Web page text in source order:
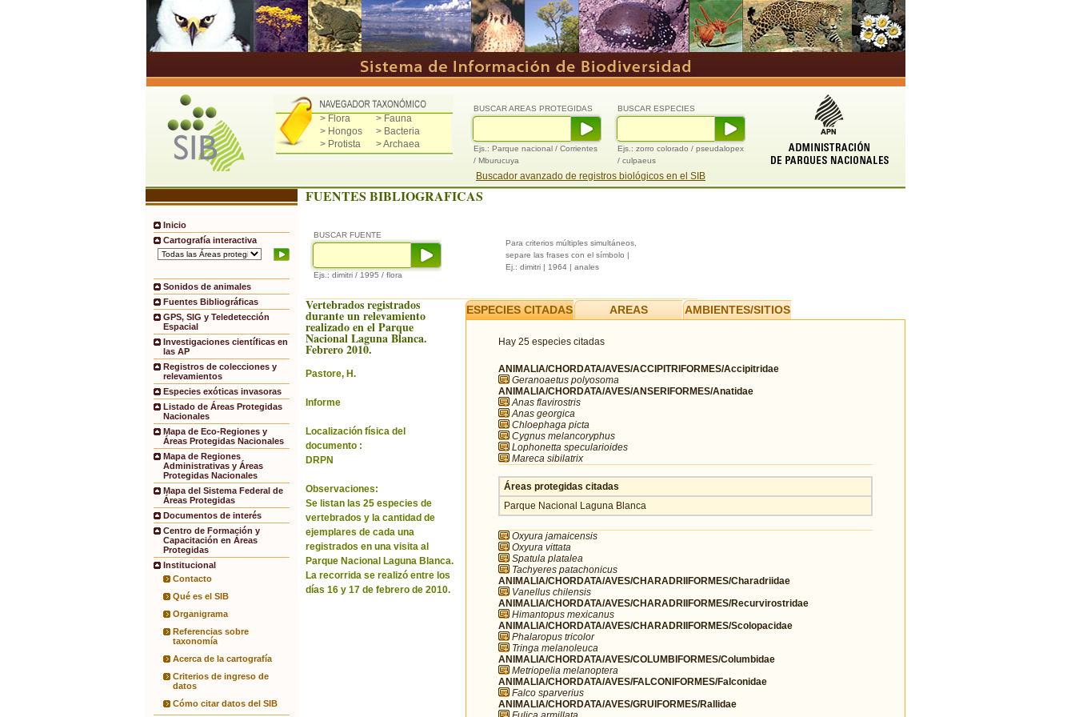
> Flora
> Fauna
> Hongos
> Bacteria
> Protista
> Archaea
BUSCAR ESPECIES
Ejs.: zorro colorado / pseudalopex
/ culpaeus
BUSCAR AREAS PROTEGIDAS
Ejs.: Parque nacional / Corrientes
/ Mburucuya
Buscador avanzado de registros biológicos en el SIB
Inicio
Cartografía interactiva
Sonidos de animales
Fuentes Bibliográficas
GPS, SIG y Teledetección
Espacial
Investigaciones científicas en
las AP
Registros de colecciones y
relevamientos
Especies exóticas invasoras
Listado de Áreas Protegidas
Nacionales
Mapa de Eco-Regiones y
Áreas Protegidas Nacionales
Mapa de Regiones
Administrativas y Áreas
Protegidas Nacionales
Mapa del Sistema Federal de
Áreas Protegidas
Documentos de interés
Centro de Formación y
Capacitación en Áreas
Protegidas
Institucional
Contacto
Qué es el SIB
Organigrama
Referencias sobre
taxonomía
Acerca de la cartografía
Criterios de ingreso de
datos
Cómo citar datos del SIB
FUENTES BIBLIOGRAFICAS
BUSCAR FUENTE
Ejs.: dimitri / 1995 / flora
Para criterios múltiples simultáneos,
separe las frases con el símbolo |
Ej.: dimitri | 1964 | anales
Vertebrados registrados
durante un relevamiento
realizado en el Parque
Nacional Laguna Blanca.
Febrero 2010.
Pastore, H.
Informe
Localización física del
documento :
DRPN
Observaciones:
Se listan las 25 especies de
vertebrados y la cantidad de
ejemplares de cada una
registrados en una visita al
Parque Nacional Laguna Blanca.
La recorrida se realizó entre los
días 16 y 17 de febrero de 2010.
ESPECIES CITADAS AREAS AMBIENTES/SITIOS
Hay 25 especies citadas
ANIMALIA/CHORDATA/AVES/ACCIPITRIFORMES/Accipitridae
Geranoaetus polyosoma
ANIMALIA/CHORDATA/AVES/ANSERIFORMES/Anatidae
Anas flavirostris
Anas georgica
Chloephaga picta
Cygnus melancoryphus
Lophonetta specularioides
Mareca sibilatrix
Áreas protegidas citadas
Parque Nacional Laguna Blanca
Oxyura jamaicensis
Oxyura vittata
Spatula platalea
Tachyeres patachonicus
ANIMALIA/CHORDATA/AVES/CHARADRIIFORMES/Charadriidae
Vanellus chilensis
ANIMALIA/CHORDATA/AVES/CHARADRIIFORMES/Recurvirostridae
Himantopus mexicanus
ANIMALIA/CHORDATA/AVES/CHARADRIIFORMES/Scolopacidae
Phalaropus tricolor
Tringa melanoleuca
ANIMALIA/CHORDATA/AVES/COLUMBIFORMES/Columbidae
Metriopelia melanoptera
ANIMALIA/CHORDATA/AVES/FALCONIFORMES/Falconidae
Falco sparverius
ANIMALIA/CHORDATA/AVES/GRUIFORMES/Rallidae